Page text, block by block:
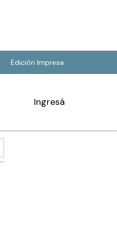
Edición Impresa
Ingresá